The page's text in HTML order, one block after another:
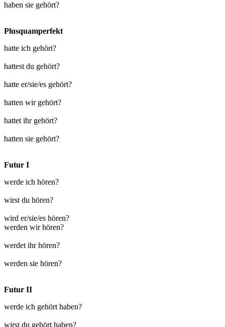
haben sie gehört?
Plusquamperfekt
hatte ich gehört?
hattest du gehört?
hatte er/sie/es gehört?
hatten wir gehört?
hattet ihr gehört?
hatten sie gehört?
Futur I
werde ich hören?
wirst du hören?
wird er/sie/es hören?
werden wir hören?
werdet ihr hören?
werden sie hören?
Futur II
werde ich gehört haben?
wirst du gehört haben?